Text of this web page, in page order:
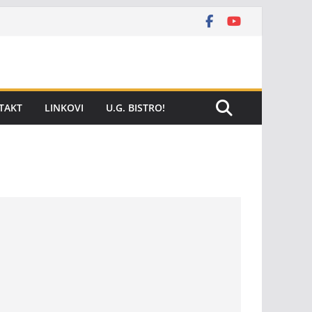
LINKOVI U.G. BISTRO!